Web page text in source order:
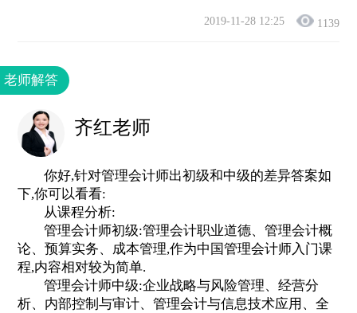
2019-11-28 12:25 1139
老师解答
齐红老师
你好,针对管理会计师出初级和中级的差异答案如
下,你可以看看:
从课程分析:
管理会计师初级:管理会计职业道德、管理会计概
论、预算实务、成本管理,作为中国管理会计师入门课
程,内容相对较为简单.
管理会计师中级:企业战略与风险管理、经营分
析、内部控制与审计、管理会计与信息技术应用、全